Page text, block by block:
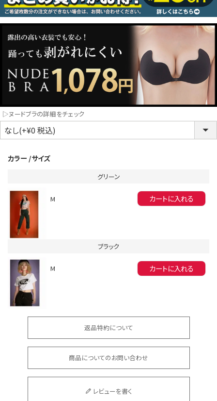
LINE連携でクーポンもらえる!!
同一商品まとめ買いキャンペーン
コスプレ
クリスマス
▷ヌードブラの詳細をチェック
カラー サイズ
グリーン
M カートに入れる
ブラック
M カートに入れる
返品特約について
商品についてのお問い合わせ
レビューを書く